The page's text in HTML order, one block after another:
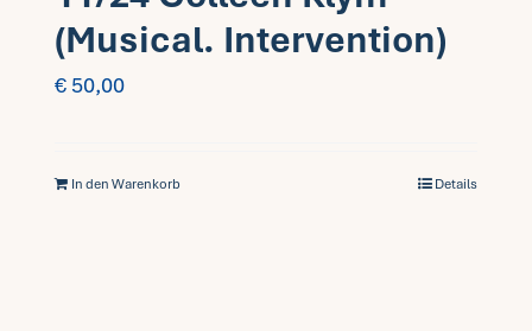
(Musical. Intervention)
€ 50,00
In den Warenkorb Details